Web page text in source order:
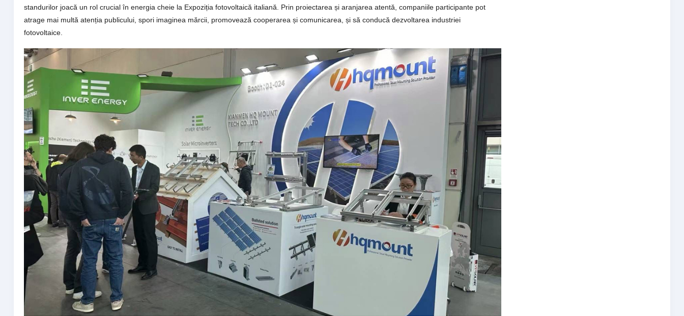
standurilor joacă un rol crucial în energia cheie la Expoziția fotovoltaică italiană. Prin proiectarea și aranjarea atentă, companiile participante pot
atrage mai multă atenția publicului, spori imaginea mărcii, promovează cooperarea și comunicarea, și să conducă dezvoltarea industriei
fotovoltaice.